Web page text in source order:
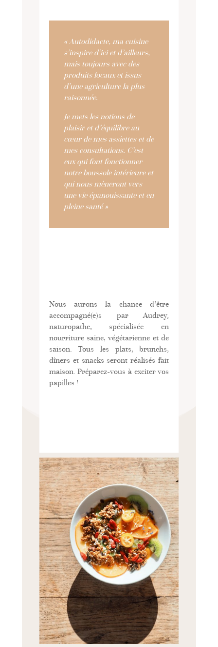
« Autodidacte, ma cuisine
s’inspire d’ici et d’ailleurs,
mais toujours avec des
produits locaux et issus
d’une agriculture la plus
raisonnée.
Je mets les notions de
plaisir et d’équilibre au
cœur de mes assiettes et de
mes consultations. C’est
eux qui font fonctionner
notre boussole intérieure et
qui nous mèneront vers
une vie épanouissante et en
pleine santé »
Nous aurons la chance d’être
accompagné(e)s par Audrey,
naturopathe, spécialisée en
nourriture saine, végétarienne et de
saison. Tous les plats, brunchs,
dîners et snacks seront réalisés fait
maison. Préparez-vous à exciter vos
papilles !